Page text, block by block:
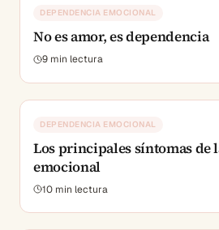
DEPENDENCIA EMOCIONAL
No es amor, es dependencia
9 min lectura
DEPENDENCIA EMOCIONAL
Los principales síntomas de
emocional
10 min lectura